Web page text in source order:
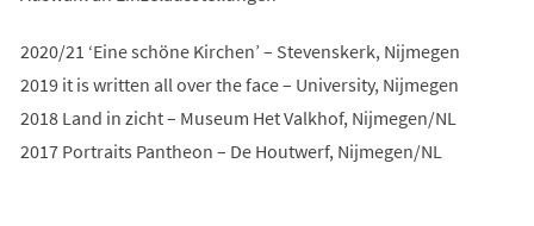
2020/21 ‘Eine schöne Kirchen’ – Stevenskerk, Nijmegen
2019 it is written all over the face – University, Nijmegen
2018 Land in zicht – Museum Het Valkhof, Nijmegen/NL
2017 Portraits Pantheon – De Houtwerf, Nijmegen/NL